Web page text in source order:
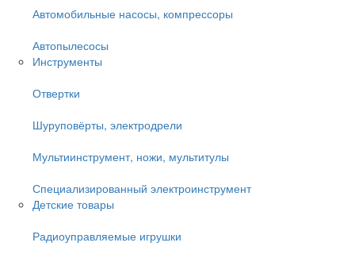
Автомобильные насосы, компрессоры
Автопылесосы
Инструменты
Отвертки
Шуруповёрты, электродрели
Мультиинструмент, ножи, мультитулы
Специализированный электроинструмент
Детские товары
Радиоуправляемые игрушки